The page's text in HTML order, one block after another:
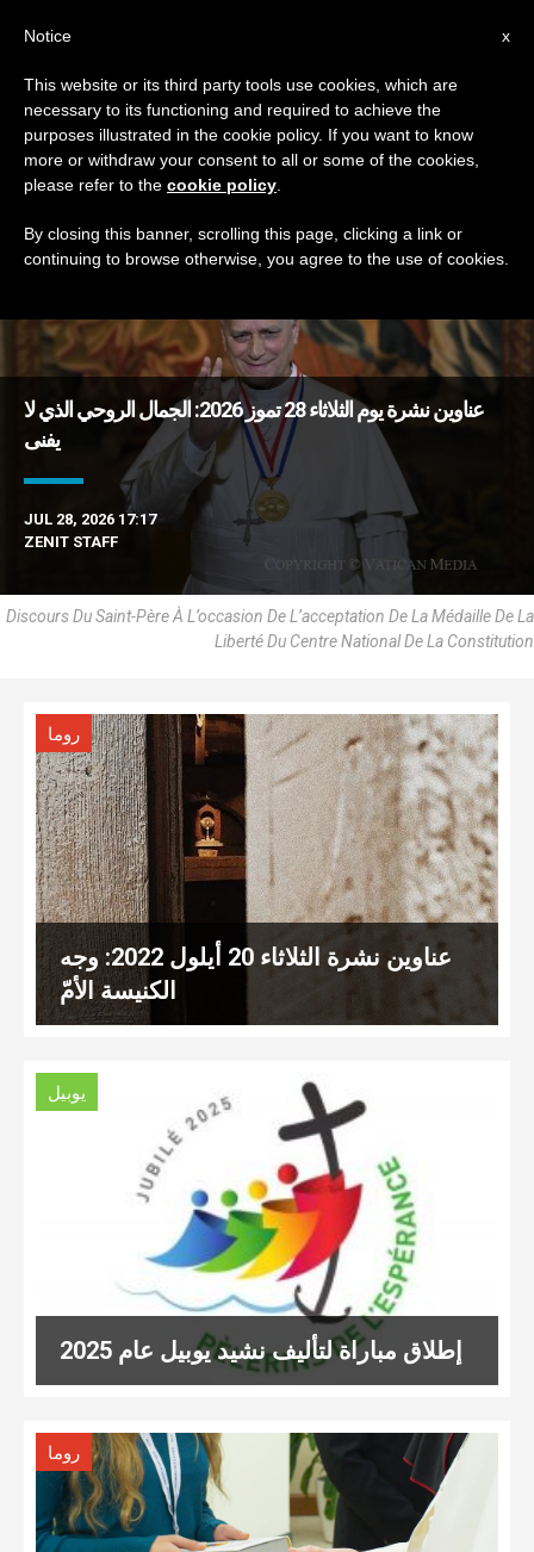
TAG
Posts Tagged ‘نشيد’
DERNIÈRES NOUVELLES
عناوين نشرة يوم الثلاثاء 28 تموز 2026: الجمال الروحي الذي لا
يفنى
JUL 28, 2026 17:17
ZENIT STAFF
Discours Du Saint-Père À L’occasion De L’acceptation De La Médaille De La
Liberté Du Centre National De La Constitution
روما
عناوين نشرة الثلاثاء 20 أيلول 2022: وجه
الكنيسة الأمّ
يوبيل
إطلاق مباراة لتأليف نشيد يوبيل عام 2025
روما
x
Notice
This website or its third party tools use cookies, which are
necessary to its functioning and required to achieve the
purposes illustrated in the cookie policy. If you want to know
more or withdraw your consent to all or some of the cookies,
please refer to the cookie policy
By closing this banner, scrolling this page, clicking a link or
continuing to browse otherwise, you agree to the use of cookies.